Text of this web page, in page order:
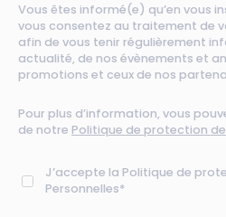
Vous êtes informé(e) qu’en vous
vous consentez au traitement de
afin de vous tenir régulièrement
actualité, de nos évènements et
promotions et ceux de nos
Pour plus d’information, vous
de notre Politique de protection
J’accepte la Politique de
Personnelles*